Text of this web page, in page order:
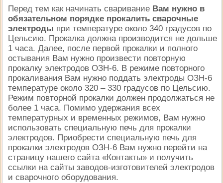
Перед тем как начинать сваривание Вам нужно в
обязательном порядке прокалить сварочные
электроды при температуре около 340 градусов по
Цельсию. Прокалка должна производится не дольше
1 часа. Далее, после первой прокалки и полного
остывания Вам нужно произвести повторную
прокалку электродов ОЗН-6. В режиме повторного
прокаливания Вам нужно поддать электроды ОЗН-6
температуре около 320 – 330 градусов по Цельсию.
Режим повторной прокалки должен продолжаться не
более 1 часа. Помимо удержания всех
температурных и временных режимов, Вам нужно
использовать специальную печь для прокалки
электродов. Приобрести специальную печь для
прокалки электродов ОЗН-6 Вам нужно перейти на
страницу нашего сайта «Контакты» и получить
ссылки на сайты заводов-изготовителей электродов
и сварочного оборудования.